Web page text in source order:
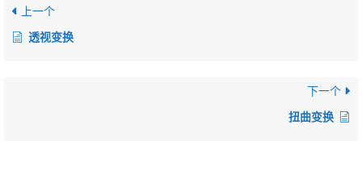
上一个
透视变换
下一个
扭曲变换